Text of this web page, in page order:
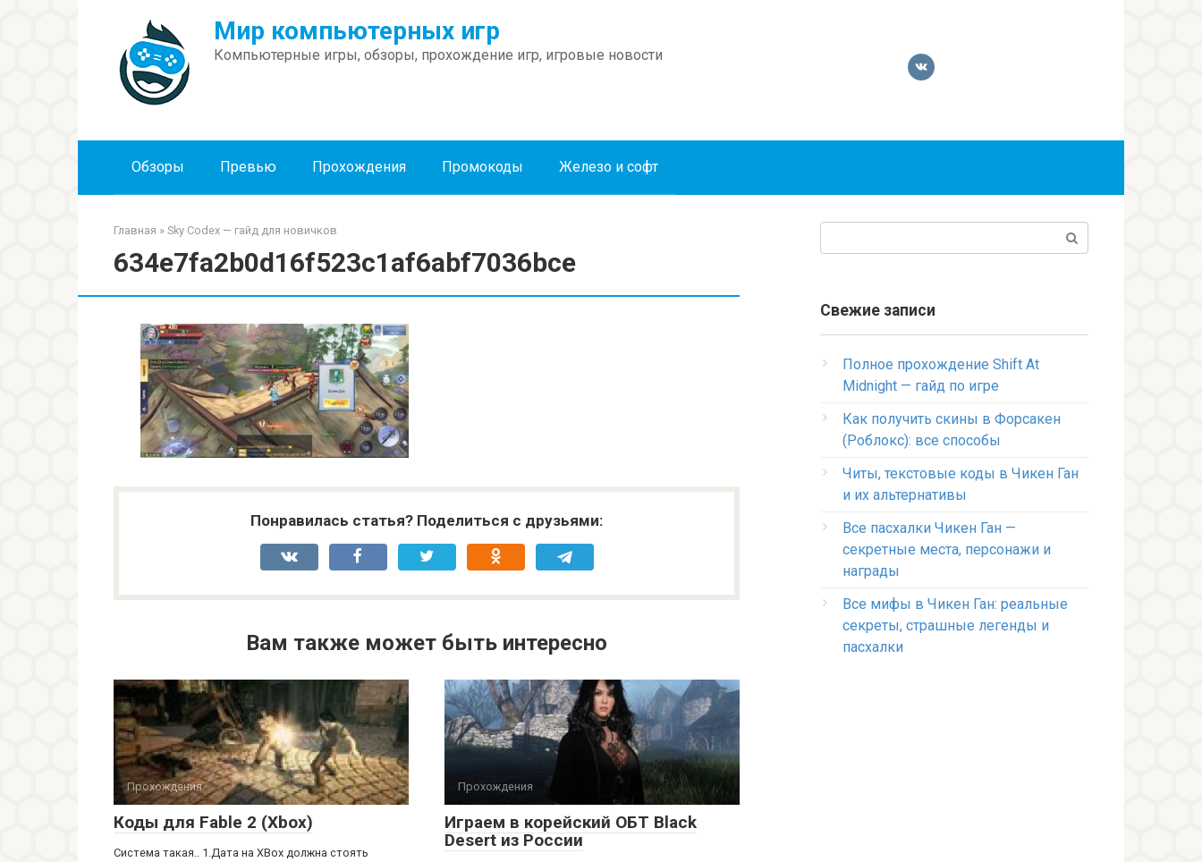
Мир компьютерных игр
Компьютерные игры, обзоры, прохождение игр, игровые новости
Обзоры Превью Прохождения Промокоды Железо и софт
Главная » Sky Codex — гайд для новичков
634e7fa2b0d16f523c1af6abf7036bce
Понравилась статья? Поделиться с друзьями:
Вам также может быть интересно
Прохождения
Коды для Fable 2 (Xbox)
Система такая.. 1.Дата на XBox должна стоять
Прохождения
Играем в корейский ОБТ Black
Desert из России
Свежие записи
Полное прохождение Shift At
Midnight — гайд по игре
Как получить скины в Форсакен
(Роблокс): все способы
Читы, текстовые коды в Чикен Ган
и их альтернативы
Все пасхалки Чикен Ган —
секретные места, персонажи и
награды
Все мифы в Чикен Ган: реальные
секреты, страшные легенды и
пасхалки